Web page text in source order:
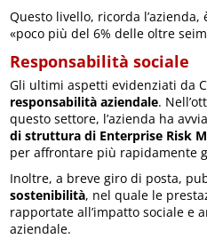
Questo livello, ricorda
«poco più del 6% delle oltre
Responsabilità sociale
Gli ultimi aspetti evidenziati da
responsabilità aziendale.
questo settore, l’azienda ha
di struttura di Enterprise Risk
per affrontare più rapidamente
Inoltre, a breve giro di posta,
sostenibilità, nel quale le
rapportate all’impatto sociale e
aziendale.